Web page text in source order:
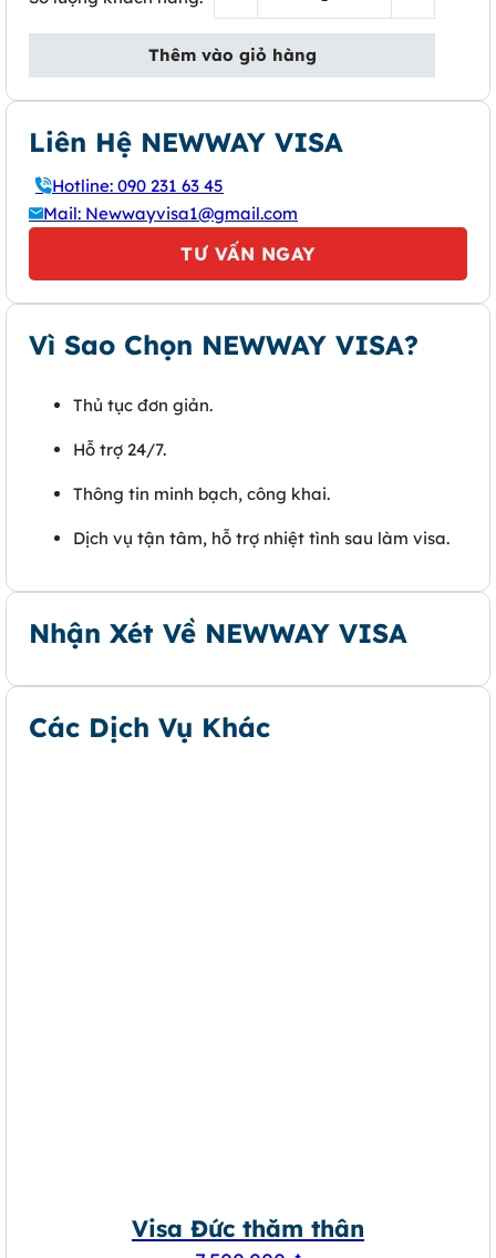
Thêm vào giỏ hàng
Liên Hệ NEWWAY VISA
Hotline: 090 231 63 45
Mail: Newwayvisa1@gmail.com
TƯ VẤN NGAY
Vì Sao Chọn NEWWAY VISA?
Thủ tục đơn giản.
Hỗ trợ 24/7.
Thông tin minh bạch, công khai.
Dịch vụ tận tâm, hỗ trợ nhiệt tình sau làm visa.
Nhận Xét Về NEWWAY VISA
Các Dịch Vụ Khác
Visa Đức thăm thân